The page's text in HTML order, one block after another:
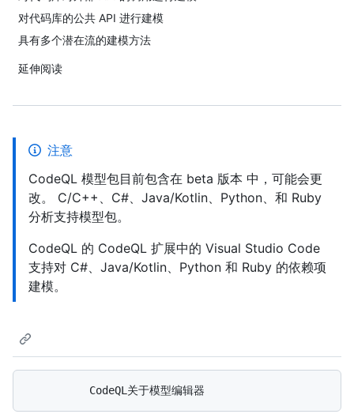
对代码库的公共 API 进行建模
具有多个潜在流的建模方法
延伸阅读
注意
CodeQL 模型包目前包含在 beta 版本 中，可能会更
改。 C/C++、C#、Java/Kotlin、Python、和 Ruby
分析支持模型包。
CodeQL 的 CodeQL 扩展中的 Visual Studio Code
支持对 C#、Java/Kotlin、Python 和 Ruby 的依赖项
建模。